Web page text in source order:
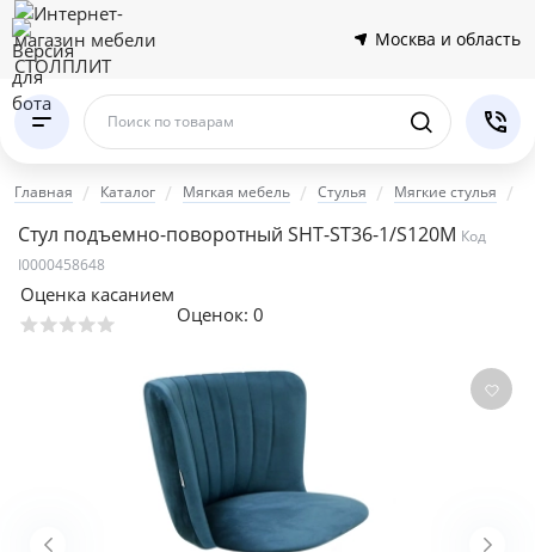
Москва и область
Поиск по товарам
Главная Каталог Мягкая мебель Стулья Мягкие стулья
Стул подъемно-поворотный SHT-ST36-1/S120M Код
I0000458648
Оценка касанием
Оценок: 0